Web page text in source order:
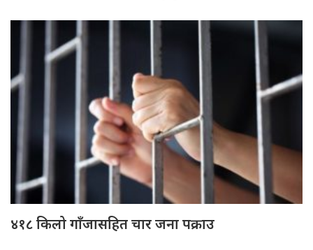
४१८ किलो गाँजासहित चार जना पक्राउ